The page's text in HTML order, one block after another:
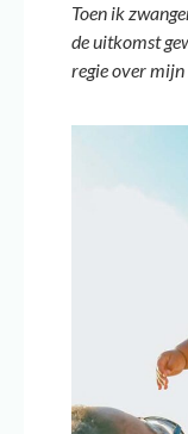
Toen ik
de uitkomst
regie over mijn